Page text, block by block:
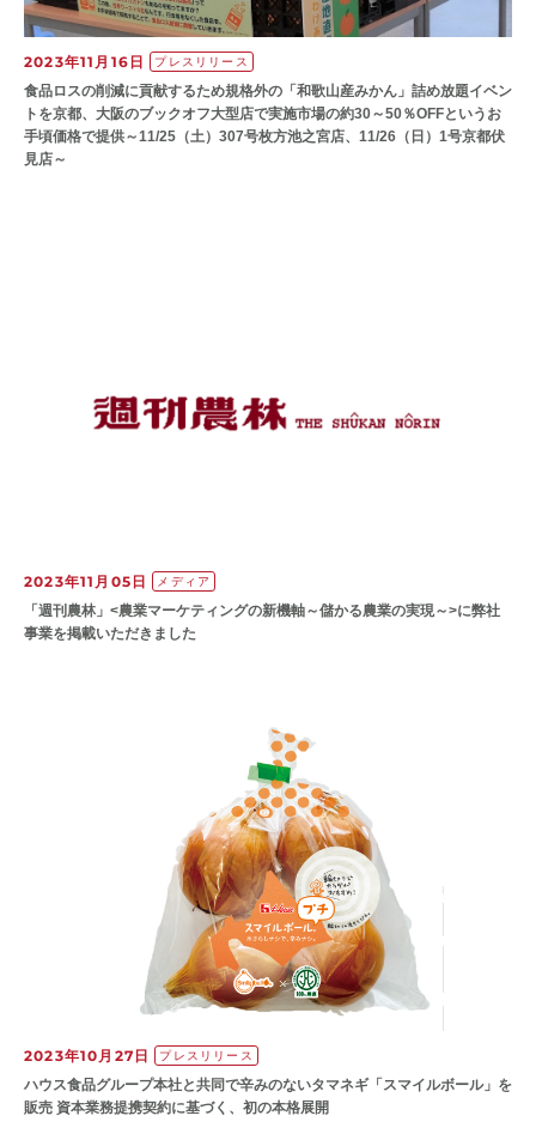
2023年11月16日 プレスリリース
食品ロスの削減に貢献するため規格外の「和歌山産みかん」詰め放題イベン
トを京都、大阪のブックオフ大型店で実施市場の約30～50％OFFというお
手頃価格で提供～11/25（土）307号枚方池之宮店、11/26（日）1号京都伏
見店～
2023年11月05日 メディア
「週刊農林」<農業マーケティングの新機軸～儲かる農業の実現～>に弊社
事業を掲載いただきました
2023年10月27日 プレスリリース
ハウス食品グループ本社と共同で辛みのないタマネギ「スマイルボール」を
販売 資本業務提携契約に基づく、初の本格展開